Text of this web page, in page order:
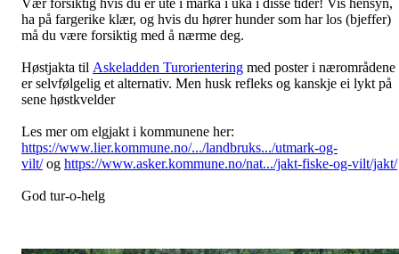
Vær forsiktig hvis du er ute i marka i uka i disse tider! Vis hensyn,
ha på fargerike klær, og hvis du hører hunder som har los (bjeffer)
må du være forsiktig med å nærme deg.
Høstjakta til Askeladden Turorientering med poster i nærområdene
er selvfølgelig et alternativ. Men husk refleks og kanskje ei lykt på
sene høstkvelder
Les mer om elgjakt i kommunene her:
https://www.lier.kommune.no/.../landbruks.../utmark-og-
vilt/og https://www.asker.kommune.no/nat.../jakt-fiske-og-vilt/jakt/
God tur-o-helg